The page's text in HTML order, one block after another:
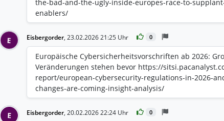
the-bad-and-the-ugly-inside-europes-race-to-
enablers/
E Eisbergorder, 23.02.2026 21:25 Uhr 0
Europäische Cybersicherheitsvorschriften ab 2026:
Veränderungen stehen bevor https://
report/european-cybersecurity-regulations-in-2026-
changes-are-coming-insight-analysis/
E Eisbergorder, 20.02.2026 22:24 Uhr 0